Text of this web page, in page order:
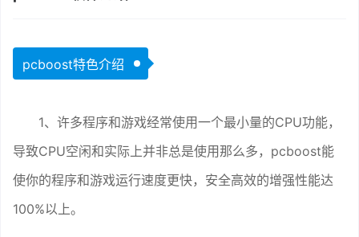
pcboost特色介绍
1、许多程序和游戏经常使用一个最小量的CPU功能，
导致CPU空闲和实际上并非总是使用那么多，pcboost能
使你的程序和游戏运行速度更快，安全高效的增强性能达
100%以上。